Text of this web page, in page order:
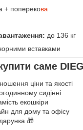
+ поперекова
до 136 кг
вставками
саме
ціни та якості
сидінні
екошкіри
для дому та офісу
🎁